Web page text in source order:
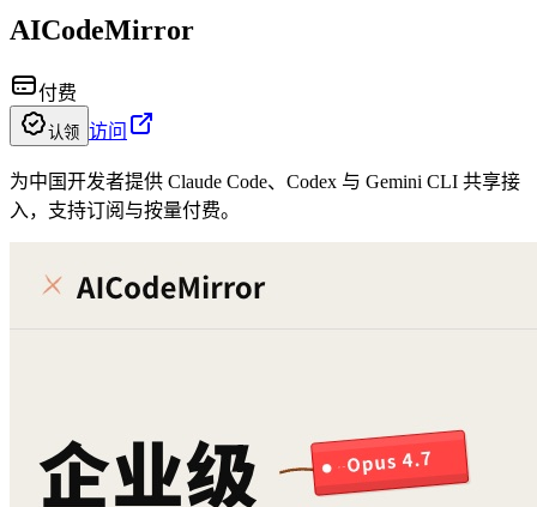
AICodeMirror
付费
认领 访问
为中国开发者提供 Claude Code、Codex 与 Gemini CLI 共享接
入，支持订阅与按量付费。